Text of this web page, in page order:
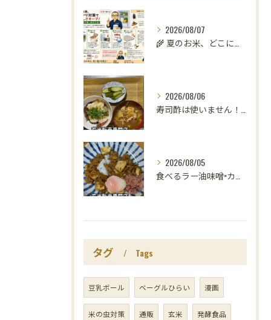
2026/08/07
🌾 夏のお米、どこに置いていますか？
2026/08/06
寿司酢は使いません！😳
2026/08/05
食べるラー油味噌×カレー！
タグ Tags
豆乳ボール ベーグルひらい 漫画
米の虫対策 通販 玄米 発酵食品